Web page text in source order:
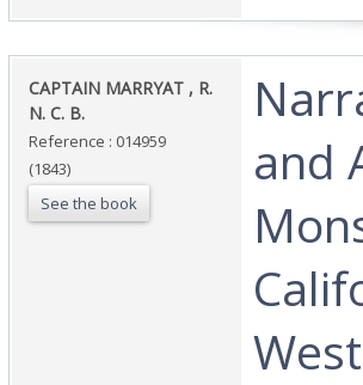
‎CAPTAIN MARRYAT , R.
N. C. B.‎
Reference : 014959
(1843)
See the book
and